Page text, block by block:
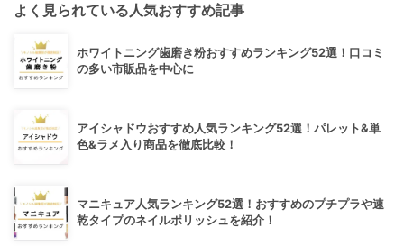
よく見られている人気おすすめ記事
ホワイトニング歯磨き粉おすすめランキング52選！口コミ
の多い市販品を中心に
アイシャドウおすすめ人気ランキング52選！パレット&単
色&ラメ入り商品を徹底比較！
マニキュア人気ランキング52選！おすすめのプチプラや速
乾タイプのネイルポリッシュを紹介！